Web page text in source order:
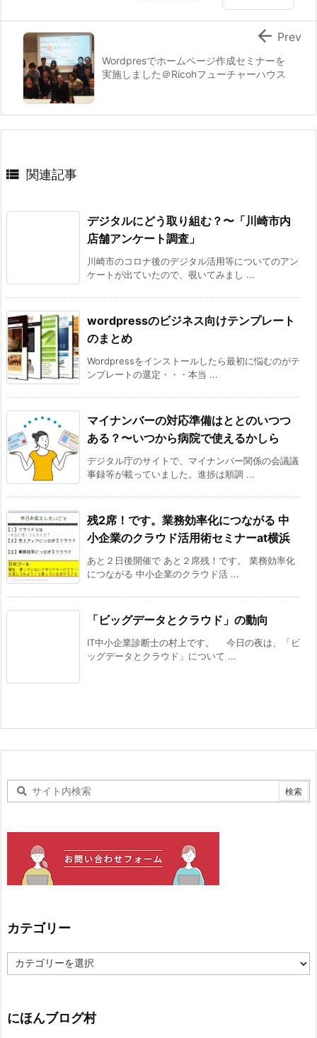
Wordpresでホームページ作成セミナーを
実施しました＠Ricohフューチャーハウス
 Prev
 関連記事
デジタルにどう取り組む？〜「川崎市内
店舗アンケート調査」
川崎市のコロナ後のデジタル活用等についてのアン
ケートが出ていたので、覗いてみまし ...
wordpressのビジネス向けテンプレート
のまとめ
Wordpressをインストールしたら最初に悩むのがテ
ンプレートの選定・・・本当 ...
マイナンバーの対応準備はととのいつつ
ある？〜いつから病院で使えるかしら
デジタル庁のサイトで、マイナンバー関係の会議議
事録等が載っていました。進捗は順調 ...
残2席！です。業務効率化につながる 中
小企業のクラウド活用術セミナーat横浜
あと２日後開催で あと２席残！です。 業務効率化
につながる 中小企業のクラウド活 ...
「ビッグデータとクラウド」の動向
IT中小企業診断士の村上です。 今日の夜は、「ビ
ッグデータとクラウド」について ...
カテゴリー
テ
ー
にほんブログ村